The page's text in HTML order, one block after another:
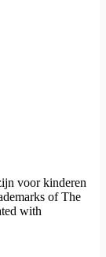
voor kinderen
of The
with